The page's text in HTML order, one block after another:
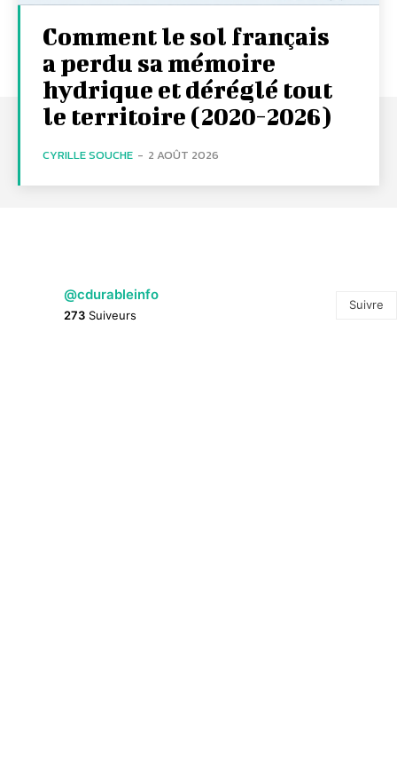
Comment le sol français
a perdu sa mémoire
hydrique et déréglé tout
le territoire (2020-2026)
CYRILLE SOUCHE - 2 AOÛT 2026
@cdurableinfo
273 Suiveurs
Suivre